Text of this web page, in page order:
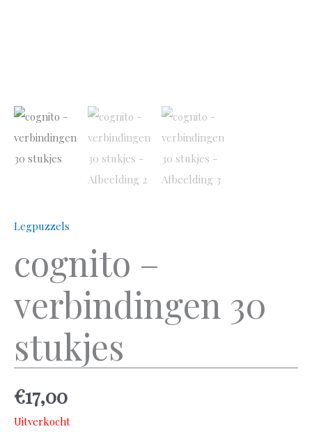
Legpuzzels
cognito –
verbindingen 30
stukjes
€17,00
Uitverkocht